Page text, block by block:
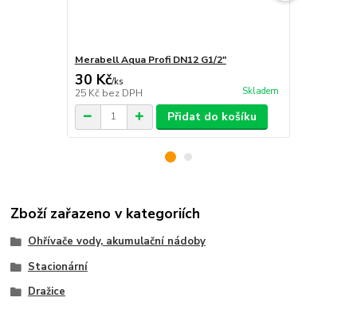
Merabell Aqua Profi DN12 G1/2"
30 Kč/ks
25 Kč bez DPH Skladem
Přidat do košíku
Zboží zařazeno v kategoriích
Ohřívače vody, akumulační nádoby
Stacionární
Dražice